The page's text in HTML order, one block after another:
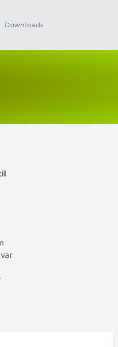
Downloads